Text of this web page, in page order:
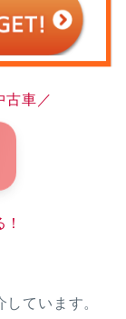
古車／
ています。